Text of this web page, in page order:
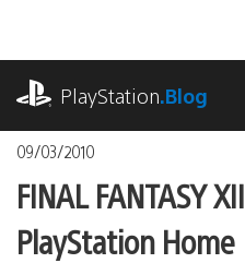
contenu
PlayStation.Blog
09/03/2010
FINAL FANTASY
PlayStation Home